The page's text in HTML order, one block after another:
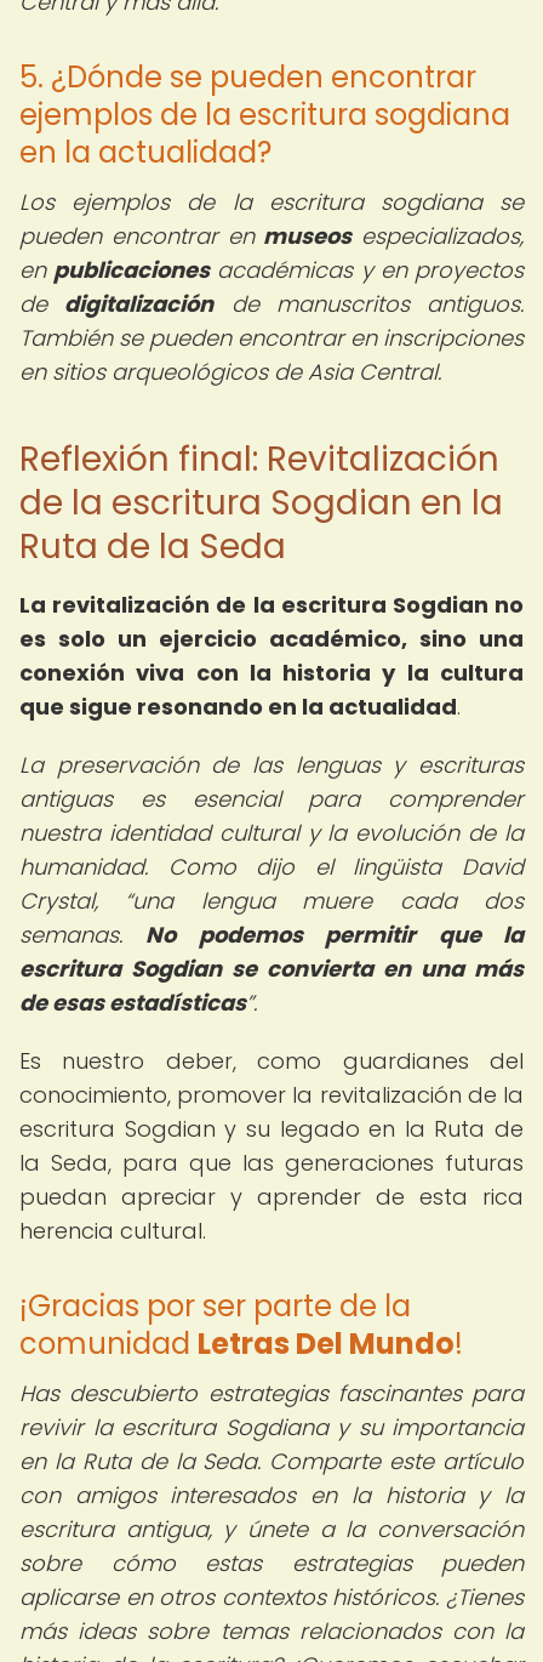
5. ¿Dónde se pueden encontrar
ejemplos de la escritura sogdiana
en la actualidad?
Los ejemplos de la escritura sogdiana se
pueden encontrar en museosespecializados,
en publicacionesacadémicas y en proyectos
de digitalizaciónde manuscritos antiguos.
También se pueden encontrar en inscripciones
en sitios arqueológicos de Asia Central.
Reflexión final: Revitalización
de la escritura Sogdian en la
Ruta de la Seda
La revitalización de la escritura Sogdian no
es solo un ejercicio académico, sino una
conexión viva con la historia y la cultura
que sigue resonando en la actualidad.
La preservación de las lenguas y escrituras
antiguas es esencial para comprender
nuestra identidad cultural y la evolución de la
humanidad. Como dijo el lingüista David
Crystal,
una lengua muere cada dos
semanas. No podemos permitir que la
escritura Sogdian se convierta en una más
de esas estadísticas .
Es nuestro deber, como guardianes del
conocimiento, promover la revitalización de la
escritura Sogdian y su legado en la Ruta de
la Seda, para que las generaciones futuras
puedan apreciar y aprender de esta rica
herencia cultural.
¡Gracias por ser parte de la
comunidad Letras Del Mundo!
Has descubierto estrategias fascinantes para
revivir la escritura Sogdiana y su importancia
en la Ruta de la Seda. Comparte este artículo
con amigos interesados en la historia y la
escritura antigua, y únete a la conversación
sobre cómo estas estrategias pueden
aplicarse en otros contextos históricos. ¿Tienes
más ideas sobre temas relacionados con la